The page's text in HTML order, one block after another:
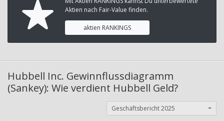
Aktien nach Fair-Value finden.
aktien RANKINGS
Hubbell Inc. Gewinnflussdiagramm
(Sankey): Wie verdient Hubbell Geld?
Geschäftsbericht 2025